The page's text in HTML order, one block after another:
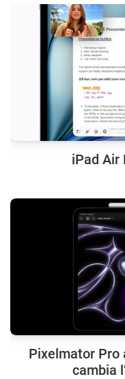
iPad Air
Pixelmator Pro
cambia